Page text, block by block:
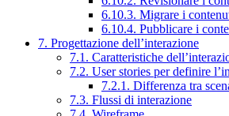
6.10.3. Migrare i
6.10.4. Pubblicare i
7. Progettazione dell’interazione
7.1. Caratteristiche
7.2. User stories per definire
7.2.1. Differenza tra
7.3. Flussi di interazione